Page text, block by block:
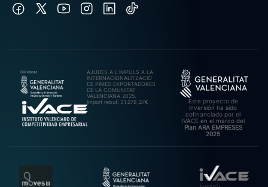
AJUDES A L’IMPULS A LA
INTERNACIONALITZACIÓ
DE PIMES EXPORTADORES
DE LA COMUNITAT
VALENCIANA 2025.
Import rebut: 31.278,27€
Este proyecto de
inversión ha sido
cofinanciado por el
IVACE en el marco del
Plan ARA EMPRESES
2025